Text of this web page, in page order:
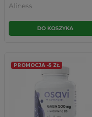
Aliness
DO KOSZYKA
PROMOCJA -5 ZŁ